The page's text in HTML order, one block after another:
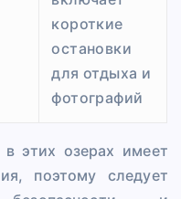
короткие
остановки
для отдыха и
фотографий
этих озерах имеет
поэтому следует